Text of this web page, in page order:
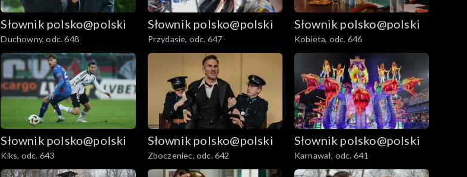
Słownik polsko@polski
Duchowny, odc. 648
Słownik polsko@polski
Przydasie, odc. 647
Słownik polsko@polski
Kobieta, odc. 646
Słownik polsko@polski
Kiks, odc. 643
Słownik polsko@polski
Zboczeniec, odc. 642
Słownik polsko@polski
Karnawał, odc. 641